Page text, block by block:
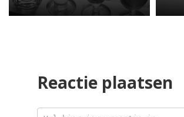
Reactie plaatsen